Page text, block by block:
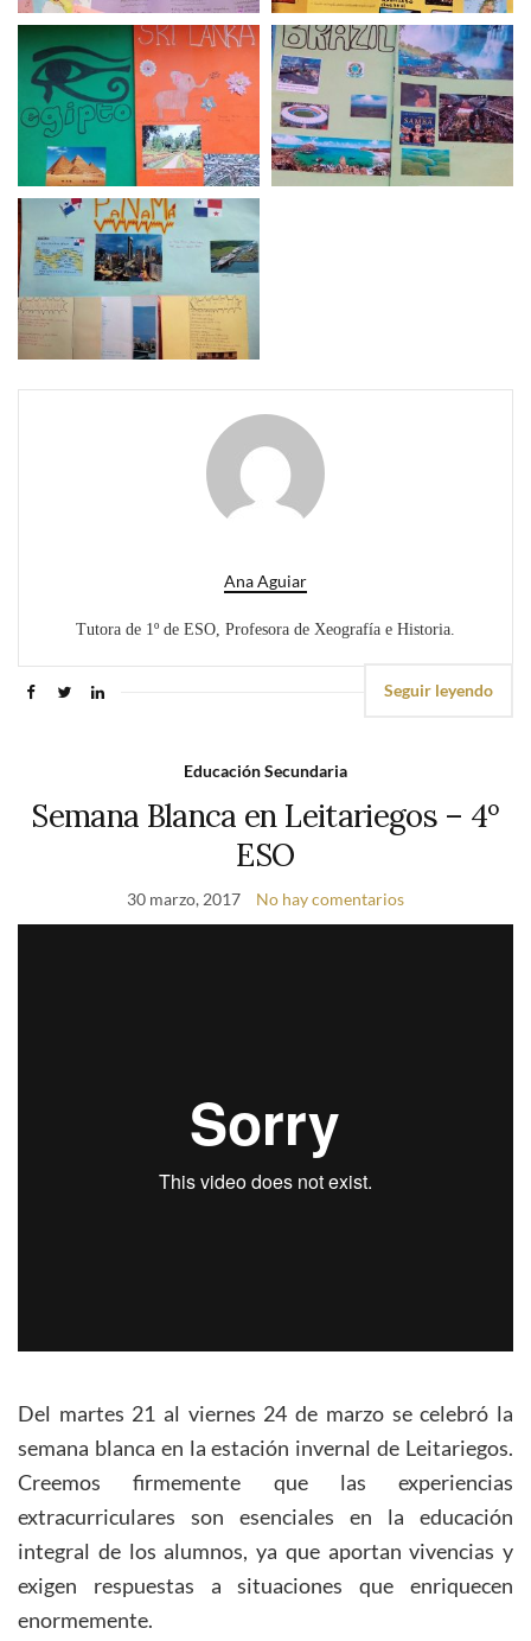
Ana Aguiar
Tutora de 1º de ESO, Profesora de Xeografía e Historia.
Seguir leyendo
Educación Secundaria
Semana Blanca en Leitariegos – 4º
ESO
30 marzo, 2017 No hay comentarios
Del martes 21 al viernes 24 de marzo se celebró la
semana blanca en la estación invernal de Leitariegos.
Creemos firmemente que las experiencias
extracurriculares son esenciales en la educación
integral de los alumnos, ya que aportan vivencias y
exigen respuestas a situaciones que enriquecen
enormemente.